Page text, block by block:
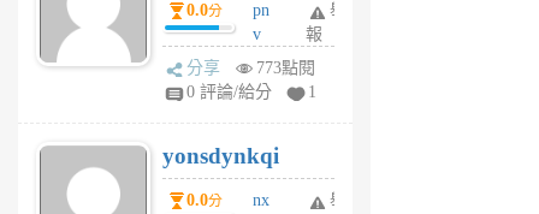
月
前
0.0分
pn
v
wt
sv
6
個
月
舉
報
分享
773點閱
0 評論/給分
1
yonsdynkqi
0.0分
nx
舉